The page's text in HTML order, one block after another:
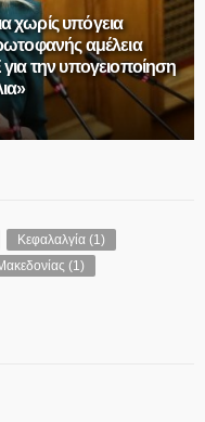
χωρίς υπόγεια
αμέλεια
την υπογειοποίηση
Κεφαλαλγία (1)
(1)